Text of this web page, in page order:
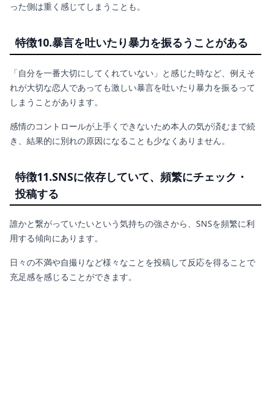
った側は重く感じてしまうことも。
特徴10.暴言を吐いたり暴力を振るうことがある
「自分を一番大切にしてくれていない」と感じた時など、例えそ
れが大切な恋人であっても激しい暴言を吐いたり暴力を振るって
しまうことがあります。
感情のコントロールが上手くできないため本人の気が済むまで続
き、結果的に別れの原因になることも少なくありません。
特徴11.SNSに依存していて、頻繁にチェック・
投稿する
誰かと繋がっていたいという気持ちの強さから、SNSを頻繁に利
用する傾向にあります。
日々の不満や自撮りなど様々なことを投稿して反応を得ることで
充足感を感じることができます。